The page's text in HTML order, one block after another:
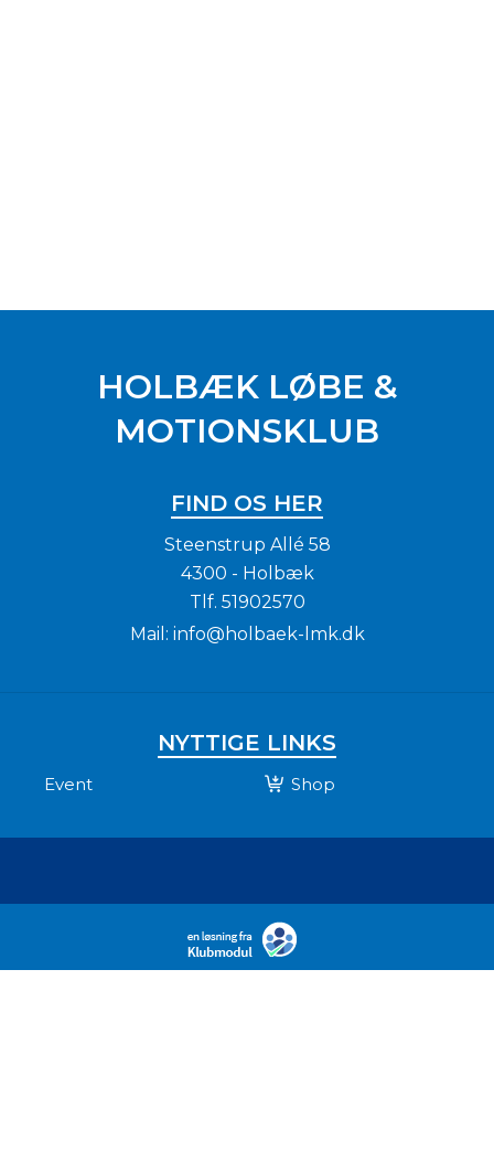
HOLBÆK LØBE &
MOTIONSKLUB
FIND OS HER
Steenstrup Allé 58
4300 - Holbæk
Tlf. 51902570
Mail: info@holbaek-lmk.dk
NYTTIGE LINKS
Event Shop